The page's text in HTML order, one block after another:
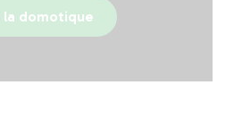
la domotique